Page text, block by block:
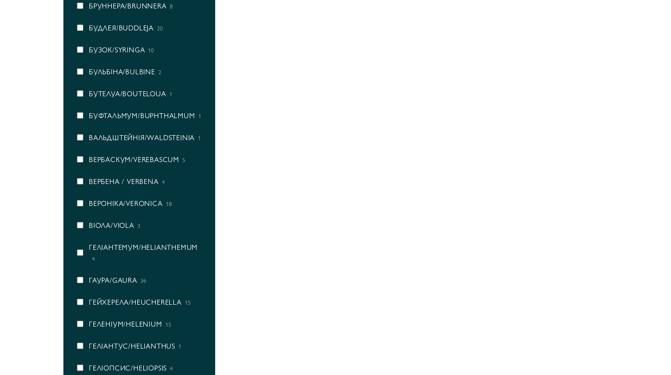
БРУННЕРА/BRUNNERA 8
БУДЛЕЯ/BUDDLEJA 20
БУЗОК/SYRINGA 10
БУЛЬБІНА/BULBINE 2
БУТЕЛУА/BOUTELOUA 1
БУФТАЛЬМУМ/BUPHTHALMUM 1
ВАЛЬДШТЕЙНІЯ/WALDSTEINIA 1
ВЕРБАСКУМ/VEREBASCUM 5
ВЕРБЕНА / VERBENA 4
ВЕРОНІКА/VERONICA 18
ВІОЛА/VIOLA 3
ГEЛІАНТЕМУМ/HELIANTHEMUM
4
ГАУРА/GAURA 36
ГЕЙХЕРЕЛА/HEUCHERELLA 15
ГЕЛЕНІУМ/HELENIUM 15
ГЕЛІАНТУС/HELIANTHUS 1
ГЕЛІОПСИС/HELIOPSIS 4